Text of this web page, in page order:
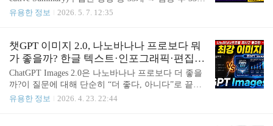
다.글이 너무 반듯하다.문장이 지나치게 정리되어 있
다.표현은 매끄러운데, 어딘가 사람의 호흡이 없다.
살아 있지 않다. 그래서 이제 필요한 건 단순한 AI 탐
지기가 아니다.“AI가 썼는..
→ 조건 충족 16개대표 채널 12개주요 트렌드 키워
33개 → 검증 후 33개 → 조건 충족 16개대표 채널 12
개주요 트렌드 키워드: GPT-5.5 출시, Claude 코워크,
스마트 안경(AI 웨어러블) 🔥 섹션 1: 참여도 폭발 T
OP 영상1｜삼성에서 스마트 안경이 올해 공개한다
고?! 🔥🔥🔥 S등급 (100.0점) · 📺 채널: ITSub잇섭 ·
📅 2일 전 👁️ 258,966회 · 👍 좋아요율 N/A · ?..
유용한 정보 2026. 5. 7. 12:35
챗GPT 이미지 2.0, 나노바나나 프로보다 뭐
가 좋을까? 한글 텍스트·인포그래픽·편집
강점 정리(ChatGPT Images 2.0)
ChatGPT Images 2.0은 나노바나나 프로보다 더 좋을
까?이 질문에 대해 단순히 “더 좋다, 아니다”로 끝내
기엔 이번 업데이트가 꽤 흥미롭습니다.왜냐하면 이
유용한 정보 2026. 4. 23. 22:44